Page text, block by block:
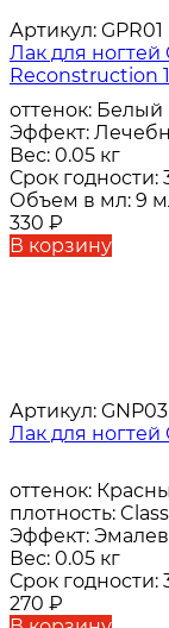
Артикул: GPR01
Лак для ногтей
Reconstruction 1
оттенок: Белый
Эффект:
Вес: 0.05 кг
Срок годности:
Объем в мл: 9
330 ₽
В корзину
Артикул: GNP03
Лак для ногтей
оттенок:
плотность:
Эффект:
Вес: 0.05 кг
Срок годности:
270 ₽